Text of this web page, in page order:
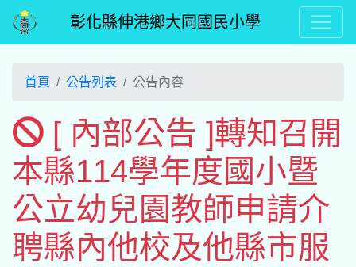
彰化縣伸港鄉大同國民小學
首頁 公告列表 公告內容
[ 內部公告 ]轉知召開
本縣114學年度國小暨
公立幼兒園教師申請介
聘縣內他校及他縣市服